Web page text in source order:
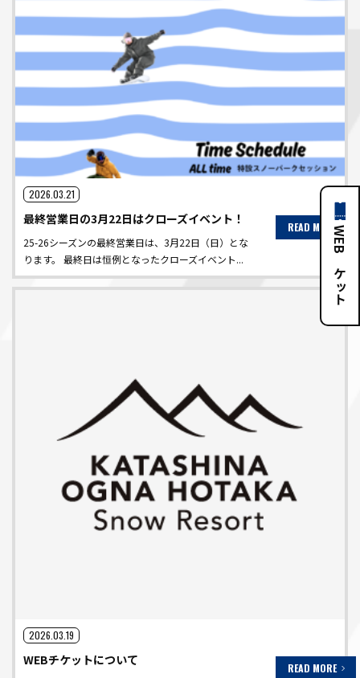
WEBチケット
2026.03.21
最終営業日の3月22日はクローズイベント！
25-26シーズンの最終営業日は、3月22日（日）とな
ります。 最終日は恒例となったクローズイベント...
READ MORE
2026.03.19
WEBチケットについて READ MORE